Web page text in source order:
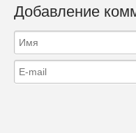
Добавление